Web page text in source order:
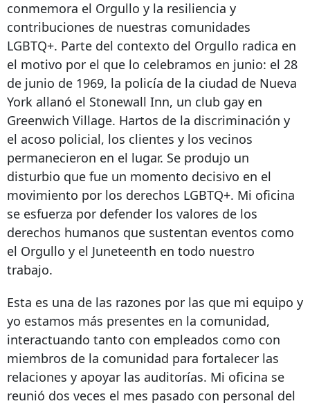
conmemora el Orgullo y la resiliencia y
contribuciones de nuestras comunidades
LGBTQ+. Parte del contexto del Orgullo radica en
el motivo por el que lo celebramos en junio: el 28
de junio de 1969, la policía de la ciudad de Nueva
York allanó el Stonewall Inn, un club gay en
Greenwich Village. Hartos de la discriminación y
el acoso policial, los clientes y los vecinos
permanecieron en el lugar. Se produjo un
disturbio que fue un momento decisivo en el
movimiento por los derechos LGBTQ+. Mi oficina
se esfuerza por defender los valores de los
derechos humanos que sustentan eventos como
el Orgullo y el Juneteenth en todo nuestro
trabajo.
Esta es una de las razones por las que mi equipo y
yo estamos más presentes en la comunidad,
interactuando tanto con empleados como con
miembros de la comunidad para fortalecer las
relaciones y apoyar las auditorías. Mi oficina se
reunió dos veces el mes pasado con personal del